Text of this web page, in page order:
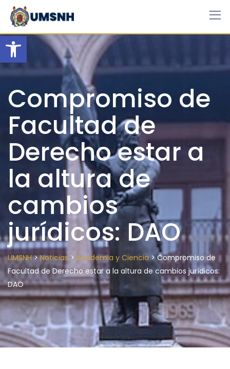
Open toolbar
Skip
content
Compromiso de
Facultad de
Derecho estar a
la altura de
cambios
jurídicos: DAO
UMSNH>Noticias > Academia y Ciencia>Compromiso de
Facultad de Derecho estar a la altura de cambios jurídicos:
DAO